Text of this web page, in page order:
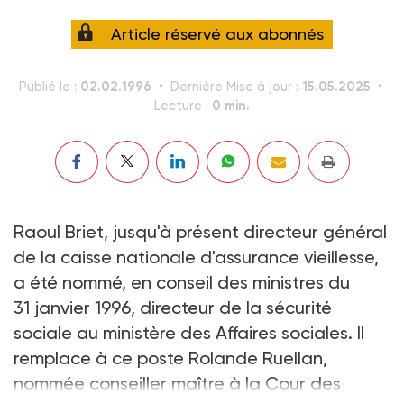
Article réservé aux abonnés
Publié le : 02.02.1996 Dernière Mise à jour : 15.05.2025
Lecture : 0 min.
Raoul Briet, jusqu'à présent directeur général
de la caisse nationale d'assurance vieillesse,
a été nommé, en conseil des ministres du
31 janvier 1996, directeur de la sécurité
sociale au ministère des Affaires sociales. Il
remplace à ce poste Rolande Ruellan,
nommée conseiller maître à la Cour des